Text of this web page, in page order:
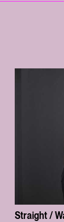
Straight /